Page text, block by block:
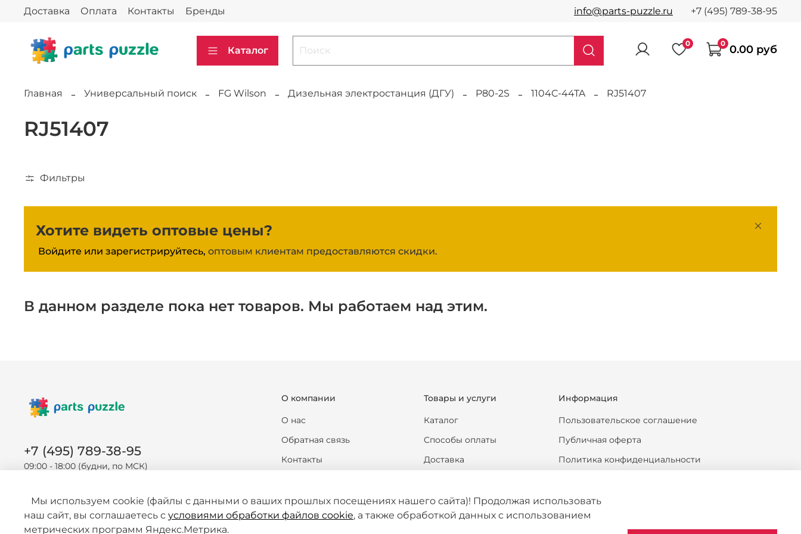
Доставка Оплата Контакты Бренды info@parts-puzzle.ru +7 (495) 789-38-95
Каталог
0 0 0.00 руб
Главная Универсальный поиск FG Wilson Дизельная электростанция (ДГУ) P80-2S 1104C-44TA RJ51407
RJ51407
Фильтры
Хотите видеть оптовые цены?
Войдите или зарегистрируйтесь, оптовым клиентам предоставляются скидки.
В данном разделе пока нет товаров. Мы работаем над этим.
О компании
О нас
Обратная связь
Контакты
Новости
Статьи
Товары и услуги
Каталог
Способы оплаты
Доставка
Формы документов
Информация
Пользовательское соглашение
Публичная оферта
Политика конфиденциальности
Политика обработки персональных данных
Согласие на обработку персональных данных
+7 (495) 789-38-95
09:00 - 18:00 (будни, по МСК)
Мы используем cookie (файлы с данными о ваших прошлых посещениях нашего сайта)! Продолжая использовать
наш сайт, вы соглашаетесь с условиями обработки файлов cookie, а также обработкой данных с использованием
метрических программ Яндекс.Метрика.